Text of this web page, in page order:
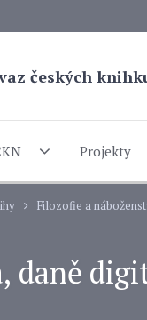
českých
Projekty
Filozofie a
daně